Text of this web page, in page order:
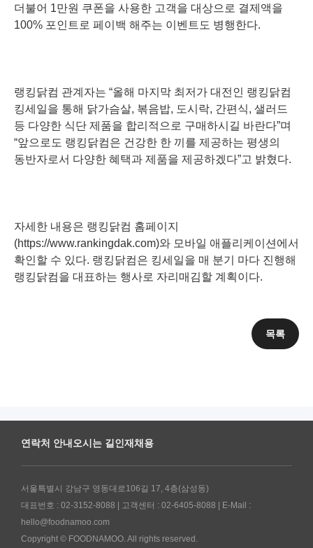
더불어 1만원 쿠폰을 사용한 고객을 대상으로 결제액을
100% 포인트로 페이백 해주는 이벤트도 병행한다.
랭킹닭컴 관계자는 “올해 마지막 최저가 대전인 랭킹닭컴
킹세일을 통해 닭가슴살, 볶음밥, 도시락, 간편식, 샐러드
등 다양한 식단 제품을 합리적으로 구매하시길 바란다”며
“앞으로도 랭킹닭컴은 건강한 한 끼를 제공하는 평생의
동반자로서 다양한 혜택과 제품을 제공하겠다”고 밝혔다.
자세한 내용은 랭킹닭컴 홈페이지
(https://www.rankingdak.com)와 모바일 애플리케이션에서
확인할 수 있다. 랭킹닭컴은 킹세일을 매 분기 마다 진행해
랭킹닭컴을 대표하는 행사로 자리매김할 계획이다.
목록
연락처 안내 오시는 길인재채용
서울특별시 강남구 영동대로106길 17, 4층(삼성동)
대표번호 : 02-3152-8088 | 고객센터 : 02-6405-8088 | E-Mail :
hello@foodnamoo.com
Copyright © FOODNAMOO. All rights reserved.